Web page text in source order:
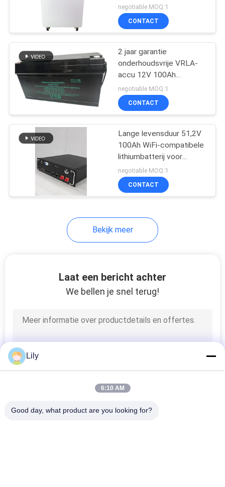
LiFePo4 accu
VRLA regelde Lood
AVR-reeks
Power Guard-ups
negotiable MOQ:1
CONTACT
2 jaar garantie
onderhoudsvrije VRLA-
accu 12V 100Ah
verzegelde loodaccu
voor hoge
ontladingssnelheid
negotiable MOQ:1
CONTACT
Lange levensduur 51,2V
100Ah WiFi-compatibele
lithiumbatterij voor
energieopslag
negotiable MOQ:1
CONTACT
Bekijk meer
Laat een bericht achter
We bellen je snel terug!
Lily
6:10 AM
Good day, what product are you looking for?